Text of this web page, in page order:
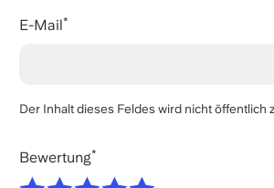
E-Mail
Der Inhalt dieses Feldes wird nicht öffentlich
Bewertung